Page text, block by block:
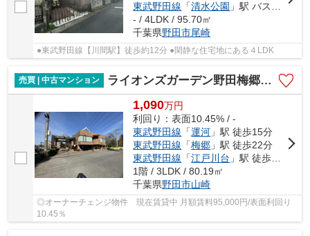
東武野田線 「清水公園 」駅 バス15分 「川間駅南口」 停歩11分
- / 4LDK / 95.70㎡
千葉県野田市尾崎
●東武野田線【川間駅】徒歩約12分 ●閑静な住宅地にある４LDK
売買 | 中古マンション ライオンズガーデン野田梅郷ウエストサイト
1,090万円
利回り：表面10.45% / -
東武野田線 「運河 」駅 徒歩15分
東武野田線 「梅郷 」駅 徒歩22分
東武野田線 「江戸川台 」駅 徒歩42分
1階 / 3LDK / 80.19㎡
千葉県野田市山崎
◎オーナーチェンジ物件 現在賃貸中 月額賃料95,000円/表面利回り
10.45％